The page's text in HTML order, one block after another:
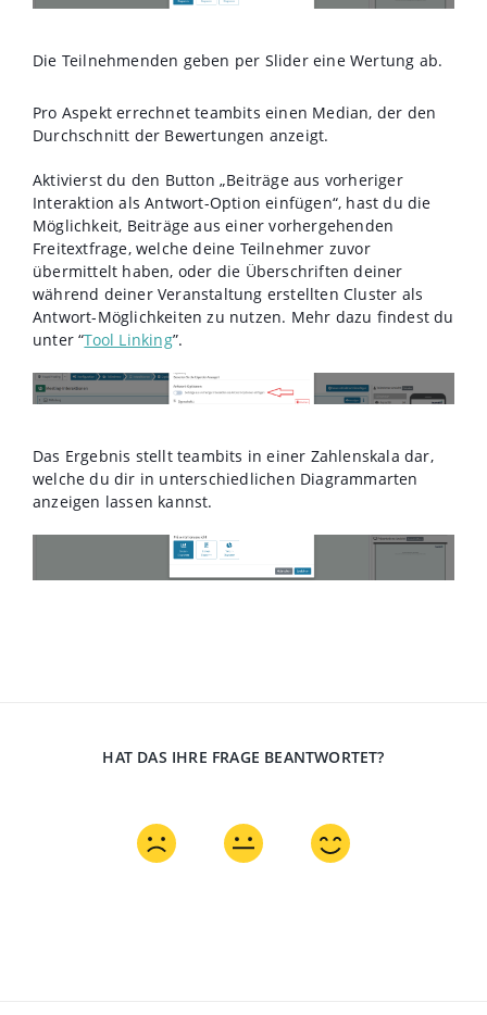
Die Teilnehmenden geben per Slider eine Wertung ab.
Pro Aspekt errechnet teambits einen Median, der den
Durchschnitt der Bewertungen anzeigt.
Aktivierst du den Button „Beiträge aus vorheriger
Interaktion als Antwort-Option einfügen“, hast du die
Möglichkeit, Beiträge aus einer vorhergehenden
Freitextfrage, welche deine Teilnehmer zuvor
übermittelt haben, oder die Überschriften deiner
während deiner Veranstaltung erstellten Cluster als
Antwort-Möglichkeiten zu nutzen. Mehr dazu findest du
unter “Tool Linking”.
Das Ergebnis stellt teambits in einer Zahlenskala dar,
welche du dir in unterschiedlichen Diagrammarten
anzeigen lassen kannst.
HAT DAS IHRE FRAGE BEANTWORTET?